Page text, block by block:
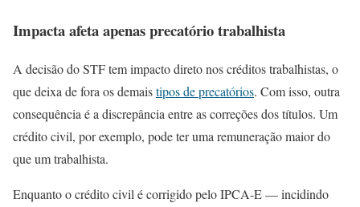
Impacta afeta apenas precatório trabalhista
A decisão do STF tem impacto direto nos créditos trabalhistas, o
que deixa de fora os demaistipos de precatórios. Com isso, outra
consequência é a discrepância entre as correções dos títulos. Um
crédito civil, por exemplo, pode ter uma remuneração maior do
que um trabalhista.
Enquanto o crédito civil é corrigido pelo IPCA-E — incidindo